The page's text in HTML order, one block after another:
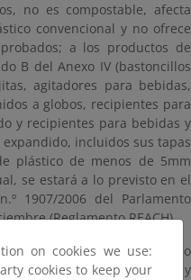
no es compostable, afecta
convencional y no ofrece
a los productos de
B del Anexo IV (bastoncillos
agitadores para bebidas,
a globos, recipientes para
y recipientes para bebidas y
incluidos sus tapas
plástico de menos de 5mm
se estará a lo previsto en el
1907/2006 del Parlamento
(Reglamento REACH).
de plástico de un solo uso
de alternativas adecuadas y
on cookies we use:
cookies to keep your